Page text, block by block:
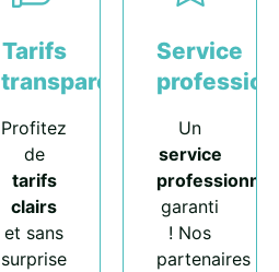
Tarifs
transparents
Profitez
de
tarifs
clairs
et sans
surprise
Service
Un
service
professionnel
garanti
! Nos
partenaires